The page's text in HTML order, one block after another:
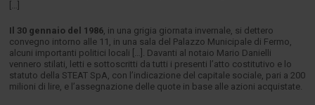
Il 30 gennaio del 1986 , in una grigia giornata invernale, si dettero
convegno intorno alle 11, in una sala del Palazzo Municipale di Fermo,
alcuni importanti politici locali […]. Davanti al notaio Mario Danielli
vennero stilati, letti e sottoscritti da tutti i presenti l’atto costitutivo e lo
statuto della STEAT SpA, con l’indicazione del capitale sociale, pari a 200
milioni di lire, e l’assegnazione delle quote in base alle azioni acquistate.